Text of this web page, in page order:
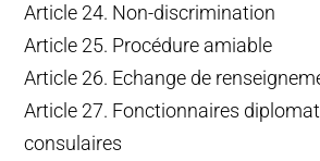
Article 24. Non-discrimination
Article 25. Procédure amiable
Article 26. Echange de
Article 27. Fonctionnaires
consulaires